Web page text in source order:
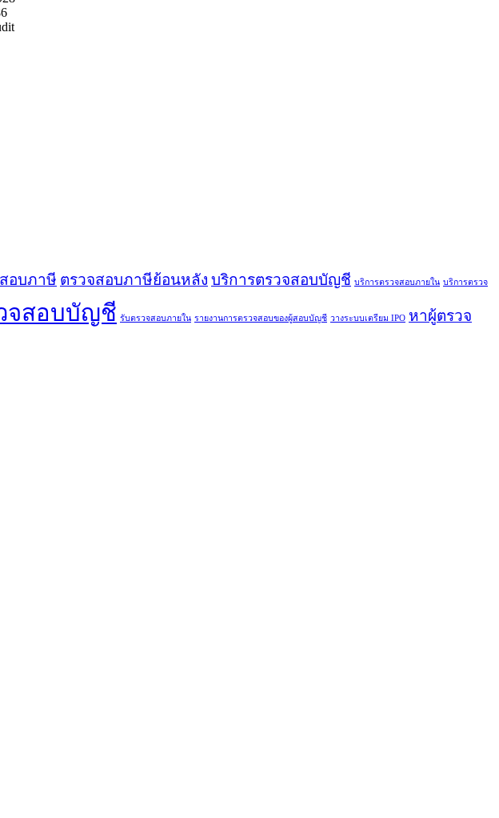
อบภาษี ตรวจสอบภาษีย้อนหลัง บริการตรวจสอบบัญชี บริการตรวจสอบภายใน บริการตรวจ
จสอบบัญชี รับตรวจสอบภายใน รายงานการตรวจสอบของผู้สอบบัญชี วางระบบเตรียม IPO หาผู้ตรวจ